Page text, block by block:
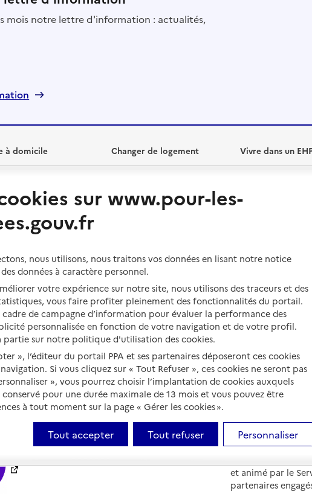
mois notre lettre d'information : actualités,
à domicile
financières
d'accueil temporaire
son logement
à domicile avec une
ou un handicap
vie à domicile
Changer de logement
Vivre dans une résidence avec
Vivre en accueil familial
Autres solutions de logement
Vivre dans un
Les différents
Préparer l'entrée
Aides financières
Prévention,
Comprendre les prix
Droits en EHPAD
Fin de vie en EHPAD
Portail national
et de leurs
et animé par le
partenaires
sur www.pour-les-
nous utilisons, nous traitons vos données en lisant notre notice
données à caractère personnel.
votre expérience sur notre site, nous utilisons des traceurs et des
vous faire profiter pleinement des fonctionnalités du portail.
cadre de campagne d’information pour évaluer la performance des
personnalisée en fonction de votre navigation et de votre profil.
partie sur notre politique d'utilisation des cookies.
», l’éditeur du portail PPA et ses partenaires déposeront ces cookies
Si vous cliquez sur « Tout Refuser », ces cookies ne seront pas
», vous pourrez choisir l’implantation de cookies auxquels
pour une durée maximale de 13 mois et vous pouvez être
à tout moment sur la page « Gérer les cookies ».
Tout accepter Tout refuser Personnaliser